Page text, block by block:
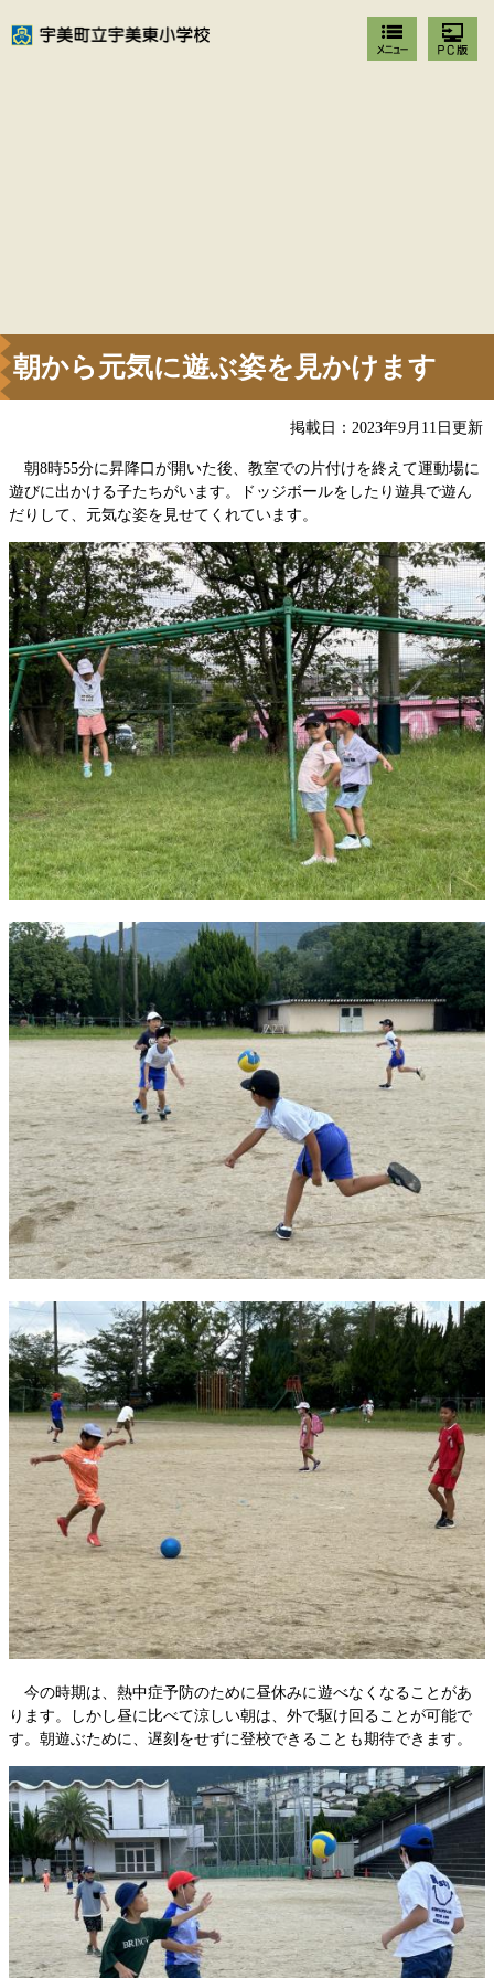
朝から元気に遊ぶ姿を見かけます
掲載日：2023年9月11日更新
朝8時55分に昇降口が開いた後、教室での片付けを終えて運動場に
遊びに出かける子たちがいます。ドッジボールをしたり遊具で遊ん
だりして、元気な姿を見せてくれています。
今の時期は、熱中症予防のために昼休みに遊べなくなることがあ
ります。しかし昼に比べて涼しい朝は、外で駆け回ることが可能で
す。朝遊ぶために、遅刻をせずに登校できることも期待できます。